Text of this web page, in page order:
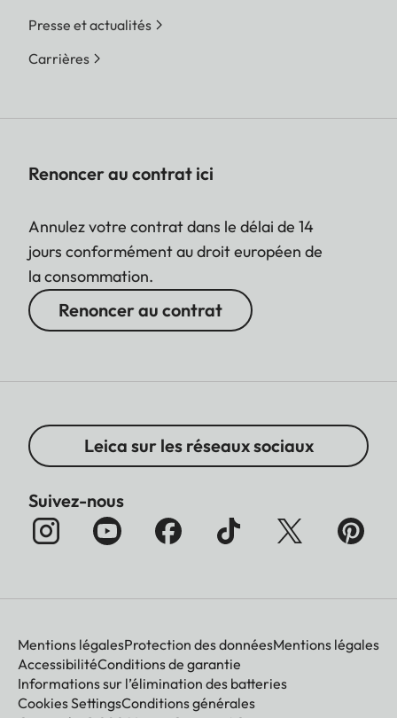
Presse et actualités
Carrières
Renoncer au contrat ici
Annulez votre contrat dans le délai de 14
jours conformément au droit européen de
la consommation.
Renoncer au contrat
Leica sur les réseaux sociaux
Suivez-nous
Mentions légalesProtection des donnéesMentions légales
AccessibilitéConditions de garantie
Informations sur l’élimination des batteries
Cookies SettingsConditions générales